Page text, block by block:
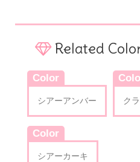
Related
Color
シアーアンバー ク
Color
シアーカーキ